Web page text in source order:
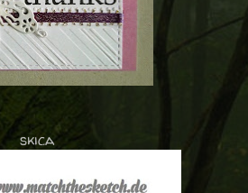
skica